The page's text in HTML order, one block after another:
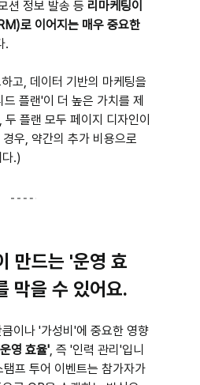
션 정보 발송 등 리마케팅이
로 이어지는 매우 중요한
.
고, 데이터 기반의 마케팅을
플랜'이 더 높은 가치를 제
플랜 모두 페이지 디자인이
우, 약간의 추가 비용으로
.)
만드는 '운영 효
막을 수 있어요.
이나 '가성비'에 중요한 영향
영 효율', 즉 '인력 관리'입니
프 투어 이벤트는 참가자가